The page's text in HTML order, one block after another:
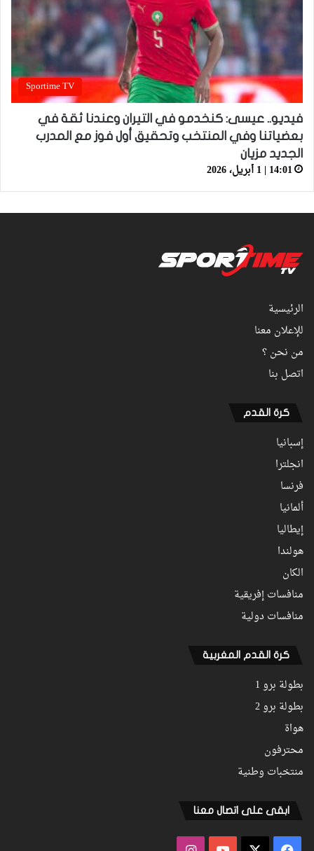
Sportime TV
فيديو.. عيسى: كنخدمو في التيران وعندنا ثقة في
بعضياتنا وفي المنتخب وتحقيق أول فوز مع المدرب
الجديد مزيان
14:01 | 1 أبريل، 2026
الرئيسية
للإعلان معنا
من نحن ؟
اتصل بنا
كرة القدم
إسبانيا
انجلترا
فرنسا
ألمانيا
إيطاليا
هولندا
الكان
منافسات إفريقية
منافسات دولية
كرة القدم المغربية
بطولة برو 1
بطولة برو 2
هواة
محترفون
منتخبات وطنية
ابقى على اتصال معنا